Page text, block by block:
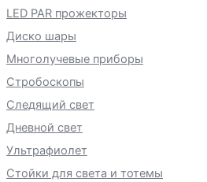
LED PAR прожекторы
Диско шары
Многолучевые приборы
Стробоскопы
Следящий свет
Дневной свет
Ультрафиолет
Стойки для света и тотемы